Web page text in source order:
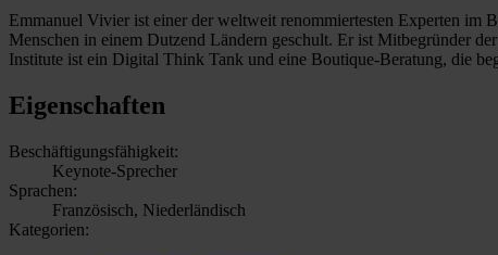
Emmanuel Vivier ist einer der weltweit renommiertesten Experten im
Menschen in einem Dutzend Ländern geschult. Er ist Mitbegründer
Institute ist ein Digital Think Tank und eine Boutique-Beratung, die
Eigenschaften
Beschäftigungsfähigkeit:
Keynote-Sprecher
Sprachen:
Französisch, Niederländisch
Kategorien: